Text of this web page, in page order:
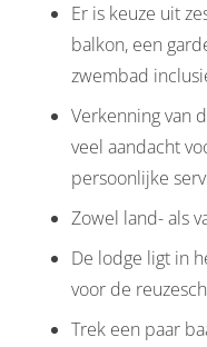
Er is keuze uit
balkon, een
zwembad
Verkenning van
veel aandacht
persoonlijke
Zowel land- als
De lodge ligt in
voor de
Trek een paar